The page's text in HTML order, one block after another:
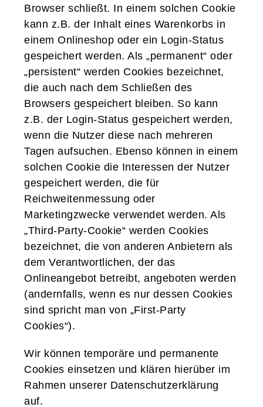
Browser schließt. In einem solchen Cookie
kann z.B. der Inhalt eines Warenkorbs in
einem Onlineshop oder ein Login-Status
gespeichert werden. Als „permanent“ oder
„persistent“ werden Cookies bezeichnet,
die auch nach dem Schließen des
Browsers gespeichert bleiben. So kann
z.B. der Login-Status gespeichert werden,
wenn die Nutzer diese nach mehreren
Tagen aufsuchen. Ebenso können in einem
solchen Cookie die Interessen der Nutzer
gespeichert werden, die für
Reichweitenmessung oder
Marketingzwecke verwendet werden. Als
„Third-Party-Cookie“ werden Cookies
bezeichnet, die von anderen Anbietern als
dem Verantwortlichen, der das
Onlineangebot betreibt, angeboten werden
(andernfalls, wenn es nur dessen Cookies
sind spricht man von „First-Party
Cookies“).
Wir können temporäre und permanente
Cookies einsetzen und klären hierüber im
Rahmen unserer Datenschutzerklärung
auf.